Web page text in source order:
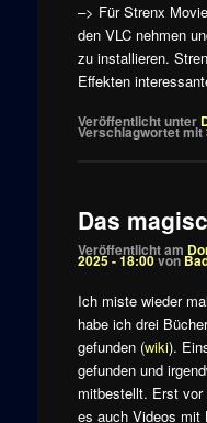
–> Für Strenx
den VLC nehmen
zu installieren.
Effekten
Veröffentlicht unter
Verschlagwortet mit
Das
Veröffentlicht am
2025 - 18:00von
Ich miste wieder
habe ich drei
gefunden (wiki).
gefunden und
mitbestellt. Erst
es auch Videos mit